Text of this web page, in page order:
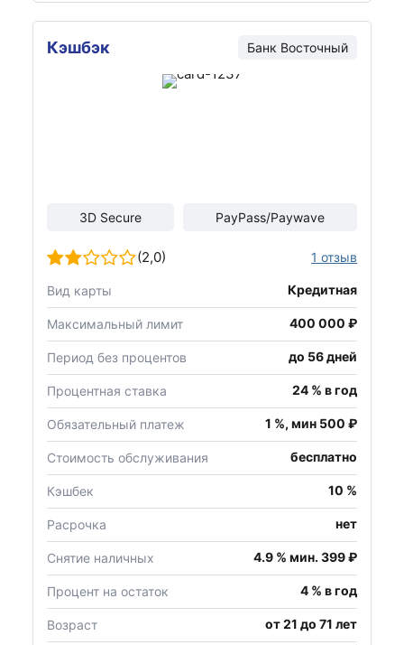
Кэшбэк Банк Восточный
3D Secure PayPass/Paywave
(2,0) 1 отзыв
Вид карты Кредитная
Максимальный лимит 400 000 ₽
Период без процентов до 56 дней
Процентная ставка 24 % в год
Обязательный платеж 1 %, мин 500 ₽
Стоимость обслуживания бесплатно
Кэшбек 10 %
Расрочка нет
Снятие наличных 4.9 % мин. 399 ₽
Процент на остаток 4 % в год
Возраст от 21 до 71 лет